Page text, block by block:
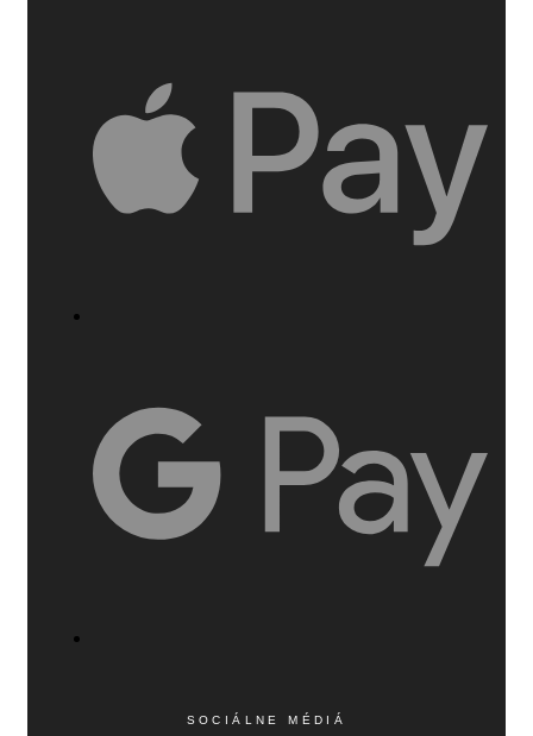
SOCIÁLNE MÉDIÁ